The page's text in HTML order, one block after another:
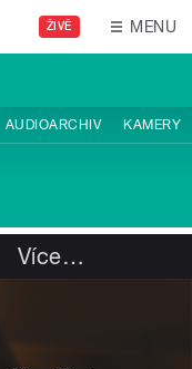
ŽIVĚ MENU
AUDIOARCHIV KAMERY
Více…